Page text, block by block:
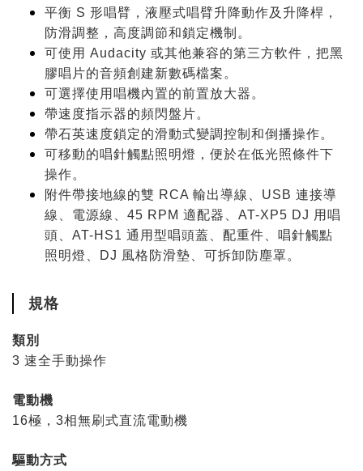
平衡 S 形唱臂，液壓式唱臂升降動作及升降桿，
防滑調整，高度調節和鎖定機制 。
可使用 Audacity 或其他兼容的第三方軟件，把黑
膠唱片的音頻創建新數碼檔案 。
可選擇使用唱機內置的前置放大器 。
帶速度指示器的頻閃盤片。
帶石英速度鎖定的滑動式變調控制和倒播操作。
可移動的唱針觸點照明燈，便於在低光照條件下
操作。
附件帶接地線的雙 RCA 輸出導線、USB 連接導
線、電源線、45 RPM 適配器、AT-XP5 DJ 用唱
頭、AT-HS1 通用型唱頭蓋、配重件、唱針觸點
照明燈、DJ 風格防滑墊、可拆卸防塵罩。
規格
類別
3 速全手動操作
電動機
16極，3相無刷式直流電動機
驅動方式